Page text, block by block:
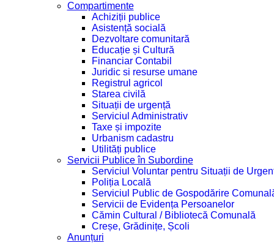
Compartimente
Achiziții publice
Asistență socială
Dezvoltare comunitară
Educație și Cultură
Financiar Contabil
Juridic si resurse umane
Registrul agricol
Starea civilă
Situații de urgență
Serviciul Administrativ
Taxe și impozite
Urbanism cadastru
Utilități publice
Servicii Publice în Subordine
Serviciul Voluntar pentru Situații de
Poliția Locală
Serviciul Public de Gospodărire
Servicii de Evidența Persoanelor
Cămin Cultural / Bibliotecă Comunală
Creșe, Grădinițe, Școli
Anunțuri